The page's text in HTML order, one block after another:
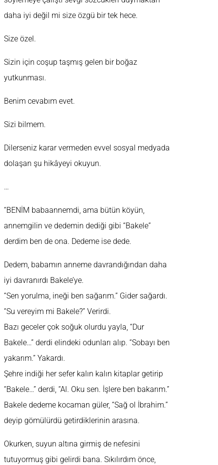
daha iyi değil mi size özgü bir tek hece.
Size özel.
Sizin için coşup taşmış gelen bir boğaz
yutkunması.
Benim cevabım evet.
Sizi bilmem.
Dilerseniz karar vermeden evvel sosyal medyada
dolaşan şu hikâyeyi okuyun.
…
“BENİM babaannemdi, ama bütün köyün,
annemgilin ve dedemin dediği gibi “Bakele”
derdim ben de ona. Dedeme ise dede.
Dedem, babamın anneme davrandığından daha
iyi davranırdı Bakele’ye.
“Sen yorulma, ineği ben sağarım.” Gider sağardı.
“Su vereyim mi Bakele?” Verirdi.
Bazı geceler çok soğuk olurdu yayla, “Dur
Bakele…” derdi elindeki odunları alıp. “Sobayı ben
yakarım.” Yakardı.
Şehre indiği her sefer kalın kalın kitaplar getirip
“Bakele…” derdi, “Al. Oku sen. İşlere ben bakarım.”
Bakele dedeme kocaman güler, “Sağ ol İbrahim.”
deyip gömülürdü getirdiklerinin arasına.
Okurken, suyun altına girmiş de nefesini
tutuyormuş gibi gelirdi bana. Sıkılırdım önce,